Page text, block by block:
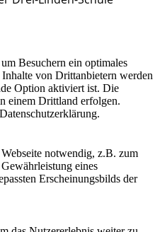
Besuchern ein optimales
von Drittanbietern werden
Option aktiviert ist. Die
einem Drittland erfolgen.
notwendig, z.B. zum
eines
Erscheinungsbilds der